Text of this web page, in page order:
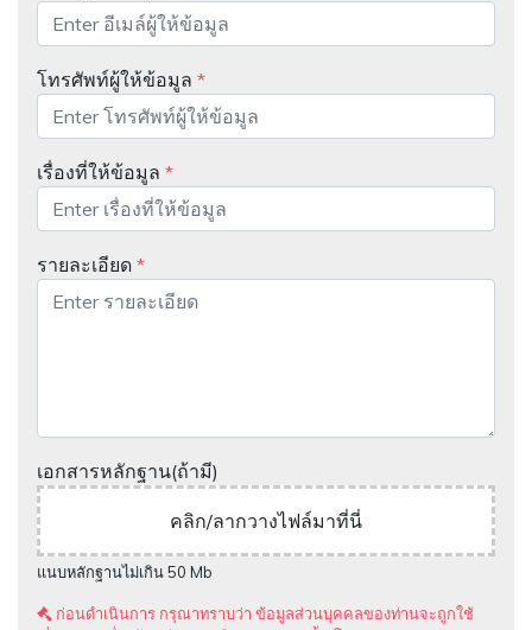
โทรศัพท์ผู้ให้ข้อมูล *
เรื่องที่ให้ข้อมูล *
รายละเอียด *
เอกสารหลักฐาน(ถ้ามี)
คลิก/ลากวางไฟล์มาที่นี่
แนบหลักฐานไม่เกิน 50 Mb
ก่อนดำเนินการ กรุณาทราบว่า ข้อมูลส่วนบุคคลของท่านจะถูกใช้